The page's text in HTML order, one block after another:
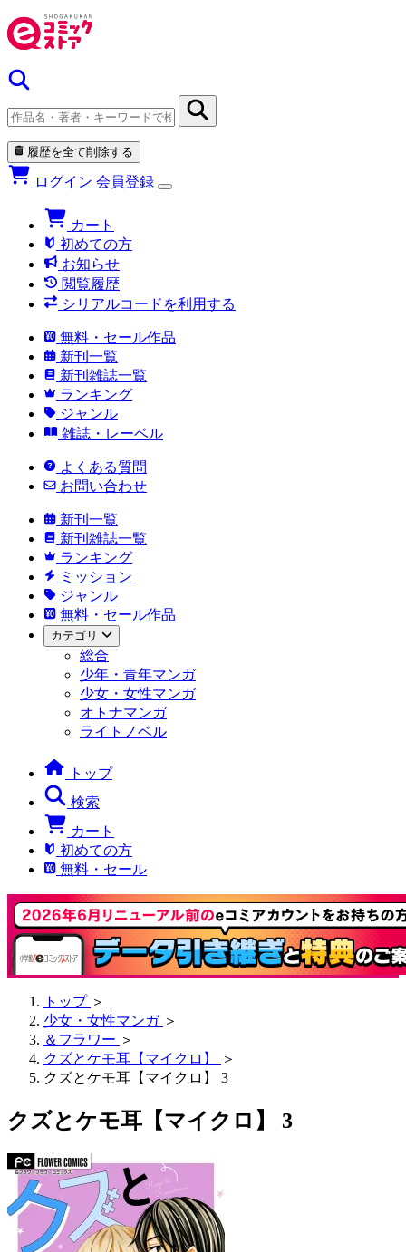
履歴を全て削除する
ログイン 会員登録
カート
初めての方
お知らせ
閲覧履歴
シリアルコードを利用する
無料・セール作品
新刊一覧
新刊雑誌一覧
ランキング
ジャンル
雑誌・レーベル
よくある質問
お問い合わせ
新刊一覧
新刊雑誌一覧
ランキング
ミッション
ジャンル
無料・セール作品
カテゴリ
総合
少年・青年マンガ
少女・女性マンガ
オトナマンガ
ライトノベル
トップ
検索
カート
初めての方
無料・セール
トップ ＞
少女・女性マンガ ＞
＆フラワー ＞
クズとケモ耳【マイクロ】
＞
クズとケモ耳【マイクロ】 3
クズとケモ耳【マイクロ】 3